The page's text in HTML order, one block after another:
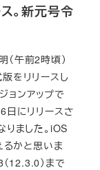
。新元号令
午前2時頃）
をリリースし
ョンアップで
日にリリースさ
ました。iOS
かと思いま
12.3.0）まで